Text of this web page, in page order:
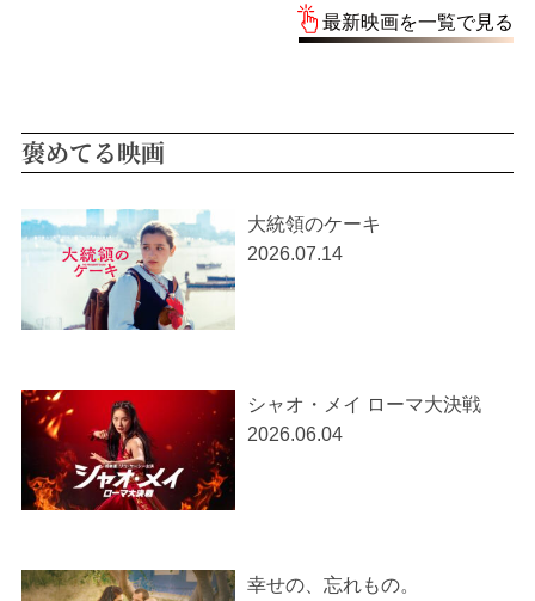
最新映画を一覧で見る
褒めてる映画
大統領のケーキ
2026.07.14
シャオ・メイ ローマ大決戦
2026.06.04
幸せの、忘れもの。